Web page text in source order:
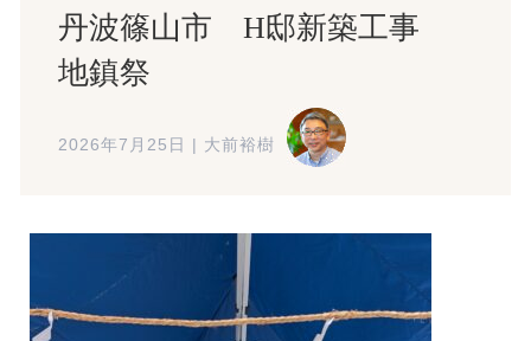
丹波篠山市 H邸新築工事
地鎮祭
2026年7月25日 大前裕樹